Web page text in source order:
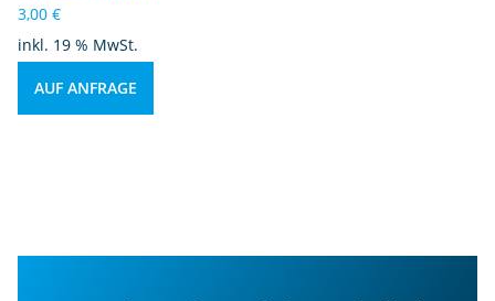
3,00 €
inkl. 19 % MwSt.
AUF ANFRAGE